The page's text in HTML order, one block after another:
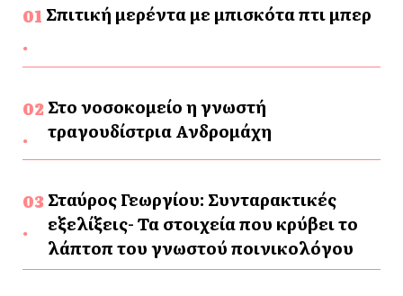
Σπιτική μερέντα με μπισκότα πτι μπερ
Στο νοσοκομείο η γνωστή
τραγουδίστρια Ανδρομάχη
Σταύρος Γεωργίου: Συνταρακτικές
εξελίξεις- Τα στοιχεία που κρύβει το
λάπτοπ του γνωστού ποινικολόγου